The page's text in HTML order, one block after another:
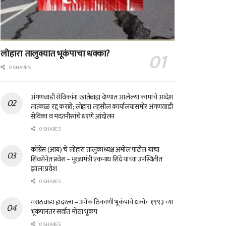
लोहारा तालुक्यात भूकंपाचा धक्का?
0 SHARES
अंगणवाडी सेविकांना खातेबाह्य देण्यात आलेल्या कामांचे आदेश
तात्काळ रद्द करावे; लोहारा तहसील कार्यालयासमोर अंगणवाडी
सेविका व मदतनीसांचे धरणे आंदोलन
0 SHARES
काँग्रेस (आय) चे लोहारा तालुकाध्यक्ष अमोल पाटील यांचा
शिवसेनेत प्रवेश – मुख्यमंत्री एकनाथ शिंदे यांच्या उपस्थितीत
झाला प्रवेश
0 SHARES
मराठवाडा हादरला – अनेक ठिकाणी भूकंपाचे धक्के; १९९३ च्या
भूकंपानंतर सर्वात मोठा भूकंप